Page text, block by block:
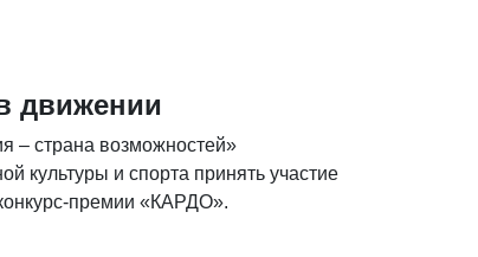
движении
– страна возможностей»
культуры и спорта принять участие
премии «КАРДО».